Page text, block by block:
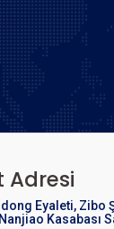
Adresi
Eyaleti, Zibo
Kasabası